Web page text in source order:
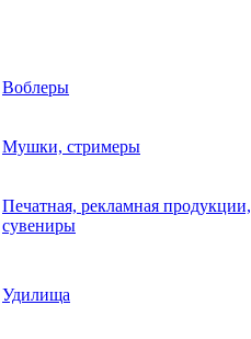
Воблеры
Мушки, стримеры
Печатная, рекламная продукции,
сувениры
Удилища